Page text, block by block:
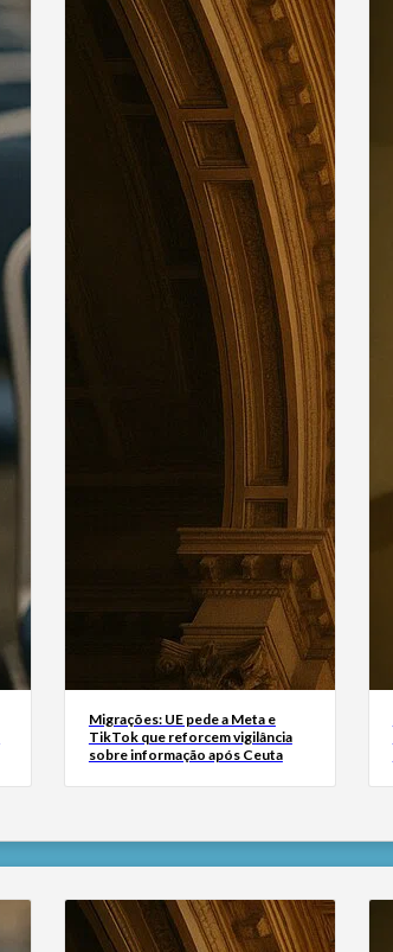
Migrações: UE pede a Meta e
TikTok que reforcem vigilância
sobre informação após Ceuta